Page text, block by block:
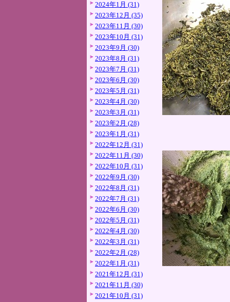
2024年1月 (31)
2023年12月 (35)
2023年11月 (30)
2023年10月 (31)
2023年9月 (30)
2023年8月 (31)
2023年7月 (31)
2023年6月 (30)
2023年5月 (31)
2023年4月 (30)
2023年3月 (31)
2023年2月 (28)
2023年1月 (31)
2022年12月 (31)
2022年11月 (30)
2022年10月 (31)
2022年9月 (30)
2022年8月 (31)
2022年7月 (31)
2022年6月 (30)
2022年5月 (31)
2022年4月 (30)
2022年3月 (31)
2022年2月 (28)
2022年1月 (31)
2021年12月 (31)
2021年11月 (30)
2021年10月 (31)